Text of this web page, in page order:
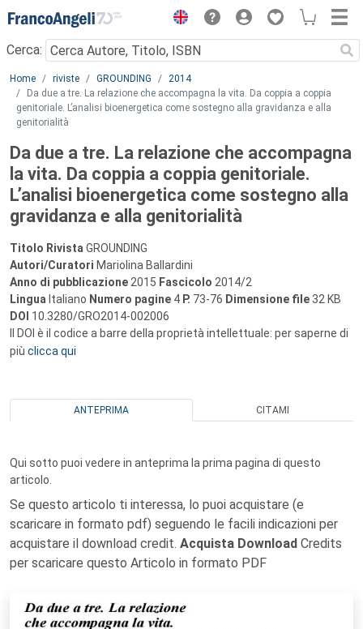
Menu
Cerca:
Main content
Home riviste GROUNDING
2014
Da due a tre. La relazione che accompagna la vita. Da coppia a coppia
genitoriale. L’analisi bioenergetica come sostegno alla gravidanza e alla
genitorialità
Da due a tre. La relazione che accompagna
la vita. Da coppia a coppia genitoriale.
L’analisi bioenergetica come sostegno alla
gravidanza e alla genitorialità
Titolo Rivista GROUNDING
Autori/Curatori Mariolina Ballardini
Anno di pubblicazione 2015 Fascicolo 2014/2
Lingua Italiano Numero pagine 4 P. 73-76 Dimensione file 32 KB
DOI 10.3280/GRO2014-002006
Il DOI è il codice a barre della proprietà intellettuale: per saperne di
più clicca qui
ANTEPRIMA CITAMI
Qui sotto puoi vedere in anteprima la prima pagina di questo
articolo.
Se questo articolo ti interessa, lo puoi acquistare (e
scaricare in formato pdf) seguendo le facili indicazioni per
acquistare il download credit. Acquista Download Credits
per scaricare questo Articolo in formato PDF